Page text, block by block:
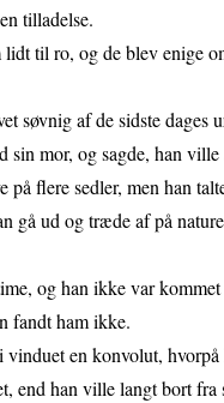
tilladelse.
til ro, og de blev enige
søvnig af de sidste dages
sin mor, og sagde, han ville
på flere sedler, men han
gå ud og træde af på
og han ikke var
fandt ham ikke.
en konvolut,
end han ville langt bort fra